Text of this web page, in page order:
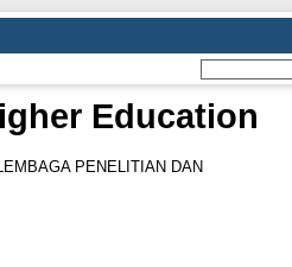
Education
LEMBAGA PENELITIAN DAN